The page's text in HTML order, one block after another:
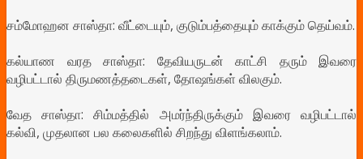
சம்மோஹன சாஸ்தா: வீட்டையும், குடும்பத்தையும் காக்கும் தெய்வம்.
கல்யாண வரத சாஸ்தா: தேவியருடன் காட்சி தரும் இவரை
வழிபட்டால் திருமணத்தடைகள், தோஷங்கள் விலகும்.
வேத சாஸ்தா: சிம்மத்தில் அமர்ந்திருக்கும் இவரை வழிபட்டால்
கல்வி, முதலான பல கலைகளில் சிறந்து விளங்கலாம்.